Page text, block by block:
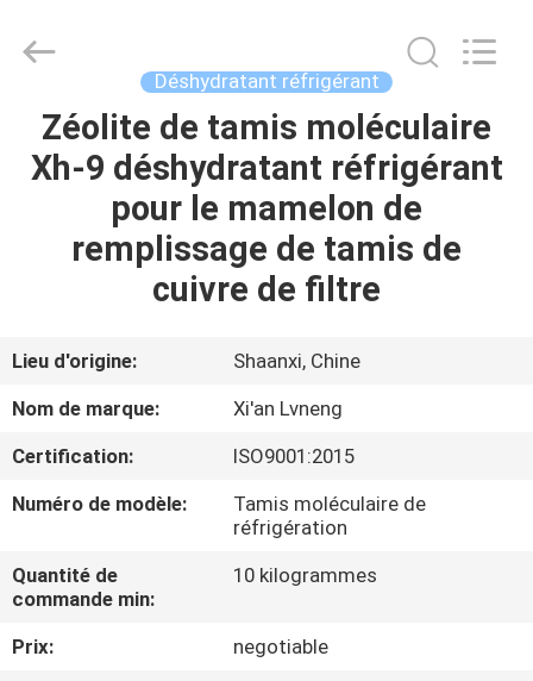
ACCUEIL
PRODUITS
SPECTACLE
DE
VIRTUELLE
PROPOS
DE
Purification
Technology
Reserved.
Déshydratant réfrigérant
Zéolite de tamis moléculaire
Xh-9 déshydratant réfrigérant
pour le mamelon de
remplissage de tamis de
cuivre de filtre
Lieu d'origine:
Shaanxi, Chine
Nom de marque:
Xi'an Lvneng
Certification:
ISO9001:2015
Numéro de modèle:
Tamis moléculaire de
réfrigération
Quantité de
commande min:
10 kilogrammes
Prix:
negotiable